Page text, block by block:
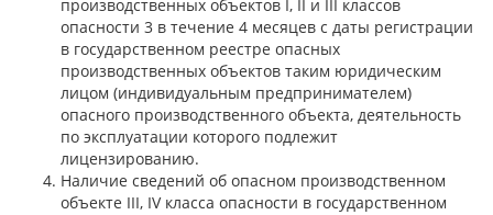
производственных объектов I, II и III классов
опасности 3 в течение 4 месяцев с даты регистрации
в государственном реестре опасных
производственных объектов таким юридическим
лицом (индивидуальным предпринимателем)
опасного производственного объекта, деятельность
по эксплуатации которого подлежит
лицензированию.
Наличие сведений об опасном производственном
объекте III, IV класса опасности в государственном